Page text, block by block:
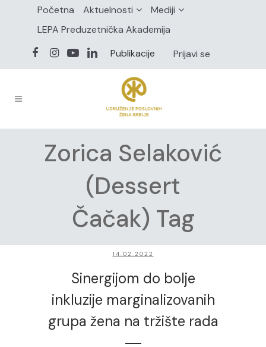
Početna Aktuelnosti
Mediji
LEPA Preduzetnička Akademija
Publikacije
Prijavi se
Zorica Selaković
(Dessert
Čačak) Tag
14.02.2022
Sinergijom do bolje
inkluzije marginalizovanih
grupa žena na tržište rada